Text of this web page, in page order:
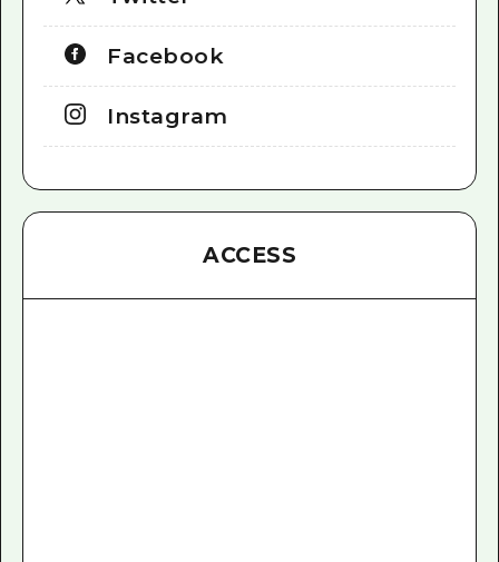
Facebook
Instagram
ACCESS